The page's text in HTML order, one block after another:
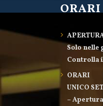
ORARI
Solo nelle
Controlla
ORARI
UNICO
–